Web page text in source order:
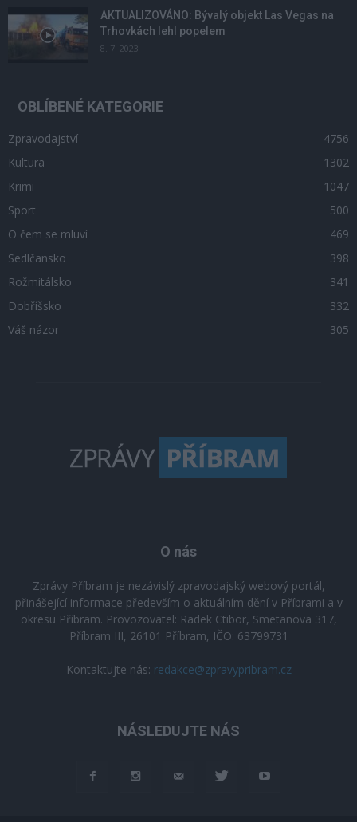
AKTUALIZOVÁNO: Bývalý objekt Las Vegas na
Trhovkách lehl popelem
8. 7. 2023
OBLÍBENÉ KATEGORIE
Zpravodajství
4756
Kultura
1302
Krimi
1047
Sport
500
O čem se mluví
469
Sedlčansko
398
Rožmitálsko
341
Dobříšsko
332
Váš názor
305
O nás
Zprávy Příbram je nezávislý zpravodajský webový portál,
přinášející informace především o aktuálním dění v Příbrami a v
okresu Příbram. Provozovatel: Radek Ctibor, Smetanova 317,
Příbram III, 26101 Příbram, IČO: 63799731
Kontaktujte nás: redakce@zpravypribram.cz
NÁSLEDUJTE NÁS